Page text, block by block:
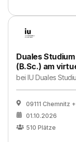
Duales
(B.Sc.) am
beiIU Duales
09111 Chemnitz
01.10.2026
510 Plätze